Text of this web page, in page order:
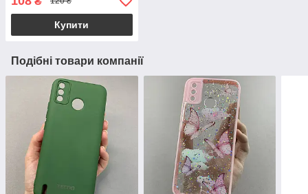
чорне HQG
Купити
Подібні товари компанії